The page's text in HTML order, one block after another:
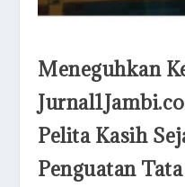
Meneguhkan
Pelita Kasih
Penguatan